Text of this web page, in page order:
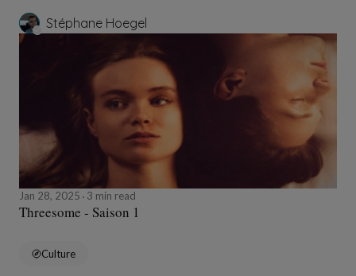
Stéphane Hoegel
Jan 28, 2025 3 min read
Threesome - Saison 1
Culture